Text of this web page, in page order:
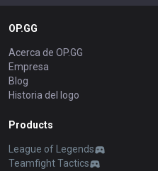
OP.GG
Acerca de OP.GG
Empresa
Blog
Historia del logo
Products
League of Legends
Teamfight Tactics